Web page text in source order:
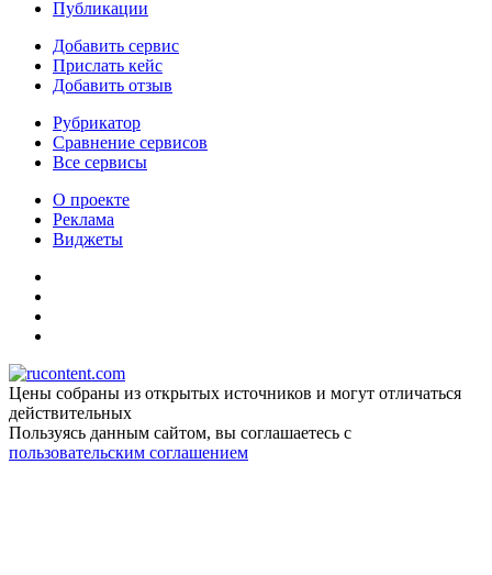
Публикации
Добавить сервис
Прислать кейс
Добавить отзыв
Рубрикатор
Сравнение сервисов
Все сервисы
О проекте
Реклама
Виджеты
Цены собраны из открытых источников и могут отличаться
действительных
Пользуясь данным сайтом, вы соглашаетесь c
пользовательским соглашением